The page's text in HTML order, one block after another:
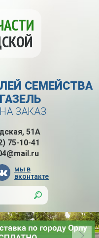
СЕМЕЙСТВА
ЗАКАЗ
51А
75-10-41
мы в
вконтакте